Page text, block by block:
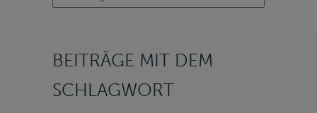
BEITRÄGE MIT DEM
SCHLAGWORT